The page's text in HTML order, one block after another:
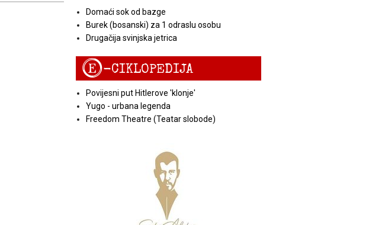
Domaći sok od bazge
Burek (bosanski) za 1 odraslu osobu
Drugačija svinjska jetrica
E-CIKLOPEDIJA
Povijesni put Hitlerove 'klonje'
Yugo - urbana legenda
Freedom Theatre (Teatar slobode)